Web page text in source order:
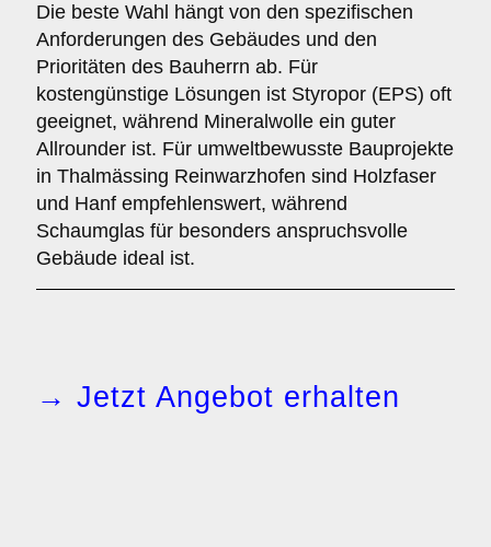
Die beste Wahl hängt von den spezifischen
Anforderungen des Gebäudes und den
Prioritäten des Bauherrn ab. Für
kostengünstige Lösungen ist Styropor (EPS) oft
geeignet, während Mineralwolle ein guter
Allrounder ist. Für umweltbewusste Bauprojekte
in Thalmässing Reinwarzhofen sind Holzfaser
und Hanf empfehlenswert, während
Schaumglas für besonders anspruchsvolle
Gebäude ideal ist.
→ Jetzt Angebot erhalten